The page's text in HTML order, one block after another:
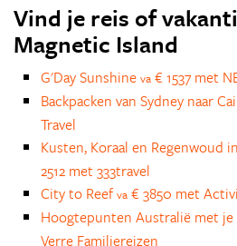
Vind je reis of
Magnetic Island
G'Day Sunshine va € 1537 met
Backpacken van Sydney naar
Travel
Kusten, Koraal en Regenwoud
2512 met 333travel
City to Reefva € 3850 met
Hoogtepunten Australië met je
Verre Familiereizen